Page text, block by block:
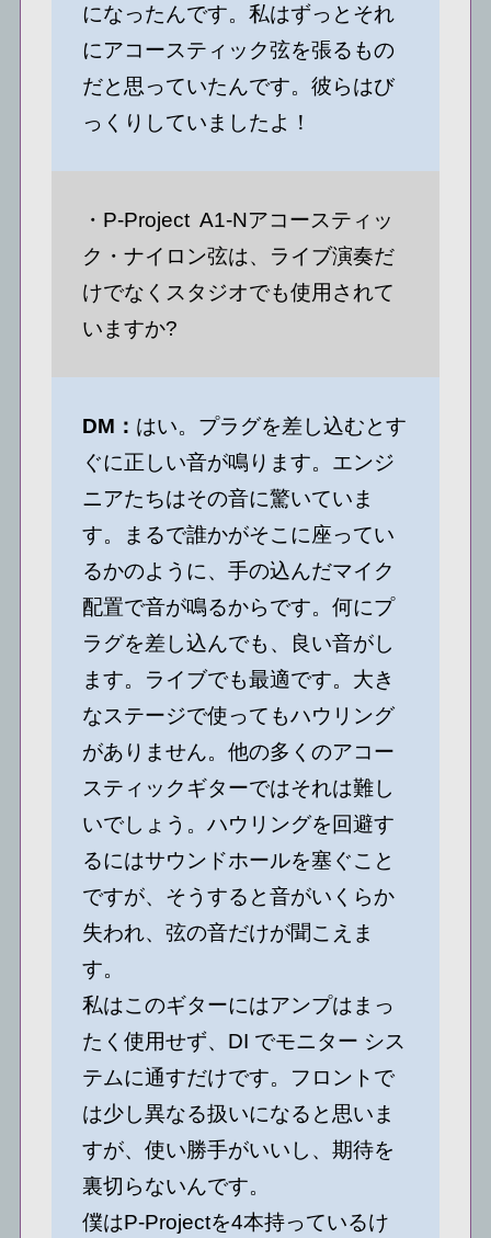
になったんです。私はずっとそれ
にアコースティック弦を張るもの
だと思っていたんです。彼らはび
っくりしていましたよ！
・P-Project A1-Nアコースティッ
ク・ナイロン弦は、ライブ演奏だ
けでなくスタジオでも使用されて
いますか?
DM： はい。プラグを差し込むとす
ぐに正しい音が鳴ります。エンジ
ニアたちはその音に驚いていま
す。まるで誰かがそこに座ってい
るかのように、手の込んだマイク
配置で音が鳴るからです。何にプ
ラグを差し込んでも、良い音がし
ます。ライブでも最適です。大き
なステージで使ってもハウリング
がありません。他の多くのアコー
スティックギターではそれは難し
いでしょう。ハウリングを回避す
るにはサウンドホールを塞ぐこと
ですが、そうすると音がいくらか
失われ、弦の音だけが聞こえま
す。
私はこのギターにはアンプはまっ
たく使用せず、DI でモニター シス
テムに通すだけです。フロントで
は少し異なる扱いになると思いま
すが、使い勝手がいいし、期待を
裏切らないんです。
僕はP-Projectを4本持っているけ